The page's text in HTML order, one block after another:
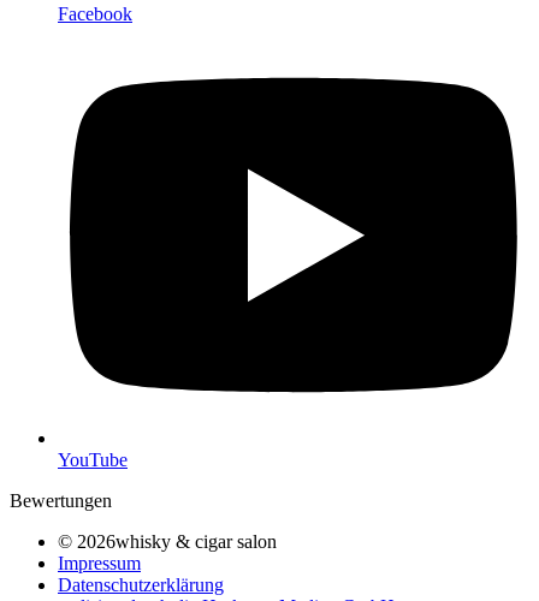
Facebook
YouTube
Bewertungen
© 2026whisky & cigar salon
Impressum
Datenschutzerklärung